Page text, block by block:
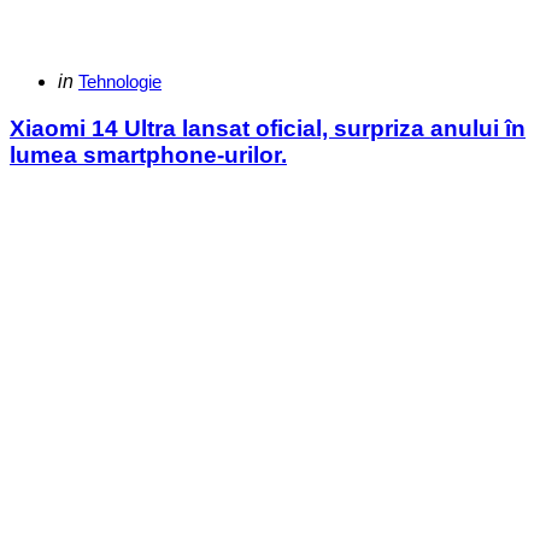
Categories
Posted
in Tehnologie
Xiaomi 14 Ultra lansat oficial, surpriza anului în
lumea smartphone-urilor.